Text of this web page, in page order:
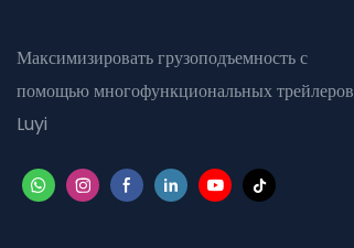
Максимизировать грузоподъемность с
помощью многофункциональных трейлеров
Luyi